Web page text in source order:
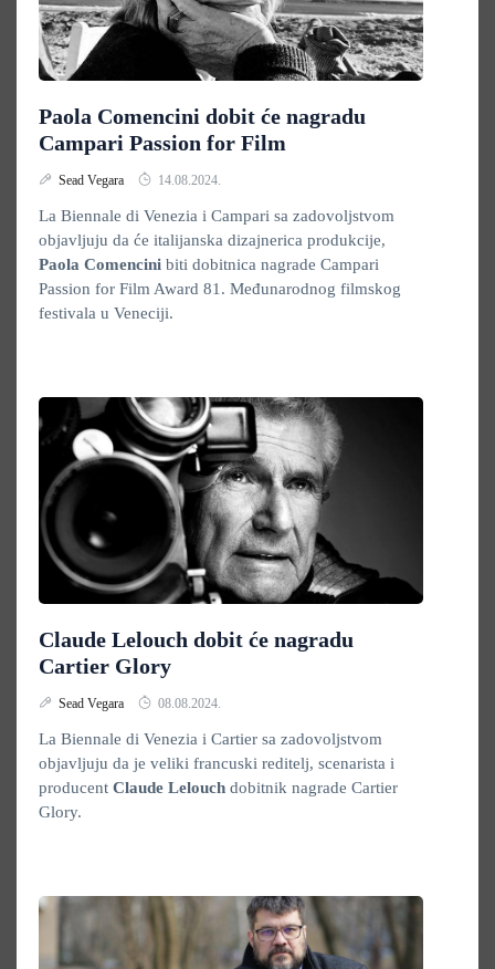
Paola Comencini dobit će nagradu
Campari Passion for Film
Sead Vegara 14.08.2024.
La Biennale di Venezia i Campari sa zadovoljstvom
objavljuju da će italijanska dizajnerica produkcije,
Paola Comencini biti dobitnica nagrade Campari
Passion for Film Award 81. Međunarodnog filmskog
festivala u Veneciji.
Claude Lelouch dobit će nagradu
Cartier Glory
Sead Vegara 08.08.2024.
La Biennale di Venezia i Cartier sa zadovoljstvom
objavljuju da je veliki francuski reditelj, scenarista i
producent Claude Lelouch dobitnik nagrade Cartier
Glory.